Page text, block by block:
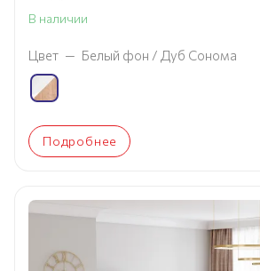
В наличии
Цвет — Белый фон / Дуб Сонома
Подробнее